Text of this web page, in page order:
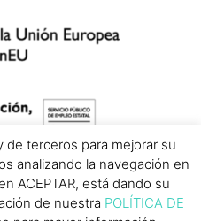
de terceros para mejorar su
analizando la navegación en
ACEPTAR, está dando su
de nuestra POLÍTICA DE